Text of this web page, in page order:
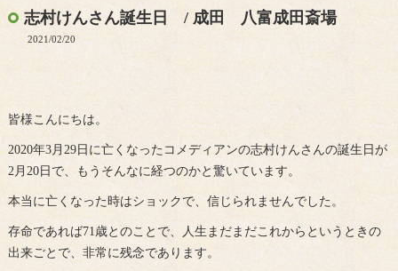
志村けんさん誕生日 / 成田 八富成田斎場
2021/02/20
皆様こんにちは。
2020年3月29日に亡くなったコメディアンの志村けんさんの誕生日が
2月20日で、もうそんなに経つのかと驚いています。
本当に亡くなった時はショックで、信じられませんでした。
存命であれば71歳とのことで、人生まだまだこれからというときの
出来ごとで、非常に残念であります。